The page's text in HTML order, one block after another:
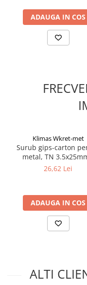
ADAUGA IN COS
Klimas Wkret-met
Surub gips-carton
metal, TN
KSGM-35025, Klimas
26,62 Lei
ADAUGA IN COS
ALTI